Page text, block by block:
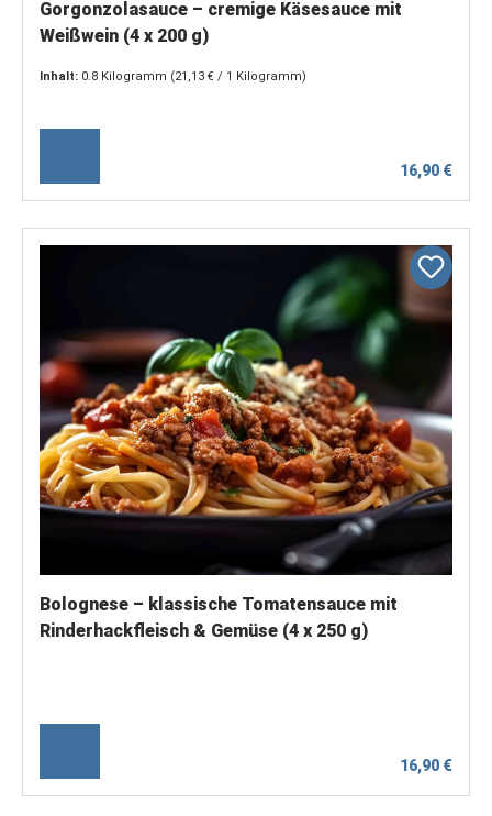
Gorgonzolasauce – cremige Käsesauce mit
Weißwein (4 x 200 g)
Inhalt: 0.8 Kilogramm (21,13 € / 1 Kilogramm)
16,90 €
Bolognese – klassische Tomatensauce mit
Rinderhackfleisch & Gemüse (4 x 250 g)
16,90 €